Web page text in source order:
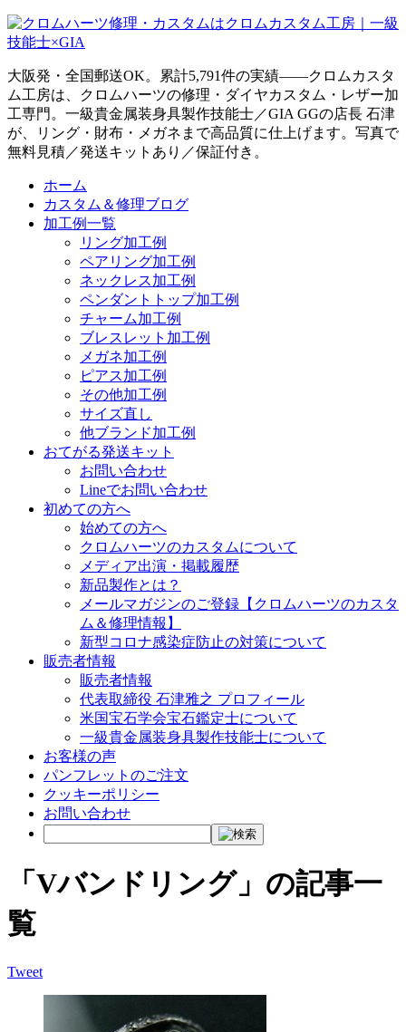
大阪発・全国郵送OK。累計5,791件の実績——クロムカスタ
ム工房は、クロムハーツの修理・ダイヤカスタム・レザー加
工専門。一級貴金属装身具製作技能士／GIA GGの店長 石津
が、リング・財布・メガネまで高品質に仕上げます。写真で
無料見積／発送キットあり／保証付き。
ホーム
カスタム＆修理ブログ
加工例一覧
リング加工例
ペアリング加工例
ネックレス加工例
ペンダントトップ加工例
チャーム加工例
ブレスレット加工例
メガネ加工例
ピアス加工例
その他加工例
サイズ直し
他ブランド加工例
おてがる発送キット
お問い合わせ
Lineでお問い合わせ
初めての方へ
始めての方へ
クロムハーツのカスタムについて
メディア出演・掲載履歴
新品製作とは？
メールマガジンのご登録【クロムハーツのカスタ
ム＆修理情報】
新型コロナ感染症防止の対策について
販売者情報
販売者情報
代表取締役 石津雅之 プロフィール
米国宝石学会宝石鑑定士について
一級貴金属装身具製作技能士について
お客様の声
パンフレットのご注文
クッキーポリシー
お問い合わせ
「Vバンドリング」の記事一
覧
Tweet